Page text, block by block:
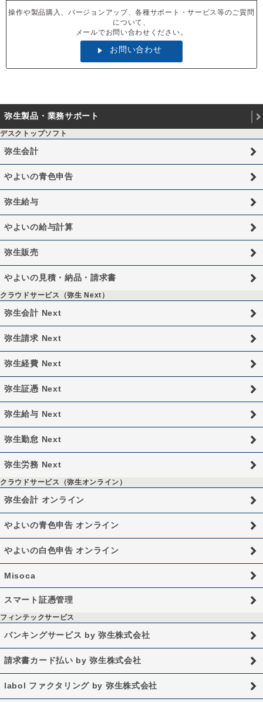
操作や製品購入、バージョンアップ、各種サポート・サービス等のご質問
について、
メールでお問い合わせください。
お問い合わせ
弥生製品・業務サポート
デスクトップソフト
弥生会計
やよいの青色申告
弥生給与
やよいの給与計算
弥生販売
やよいの見積・納品・請求書
クラウドサービス（弥生 Next）
弥生会計 Next
弥生請求 Next
弥生経費 Next
弥生証憑 Next
弥生給与 Next
弥生勤怠 Next
弥生労務 Next
クラウドサービス（弥生オンライン）
弥生会計 オンライン
やよいの青色申告 オンライン
やよいの白色申告 オンライン
Misoca
スマート証憑管理
フィンテックサービス
バンキングサービス by 弥生株式会社
請求書カード払い by 弥生株式会社
labol ファクタリング by 弥生株式会社